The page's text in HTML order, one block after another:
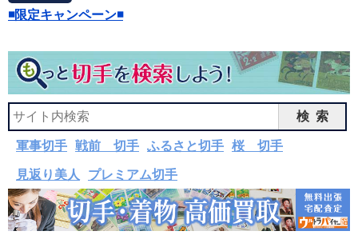
◾️限定キャンペーン◾️
検索
軍事切手 戦前 切手 ふるさと切手 桜 切手
見返り美人
プレミアム切手